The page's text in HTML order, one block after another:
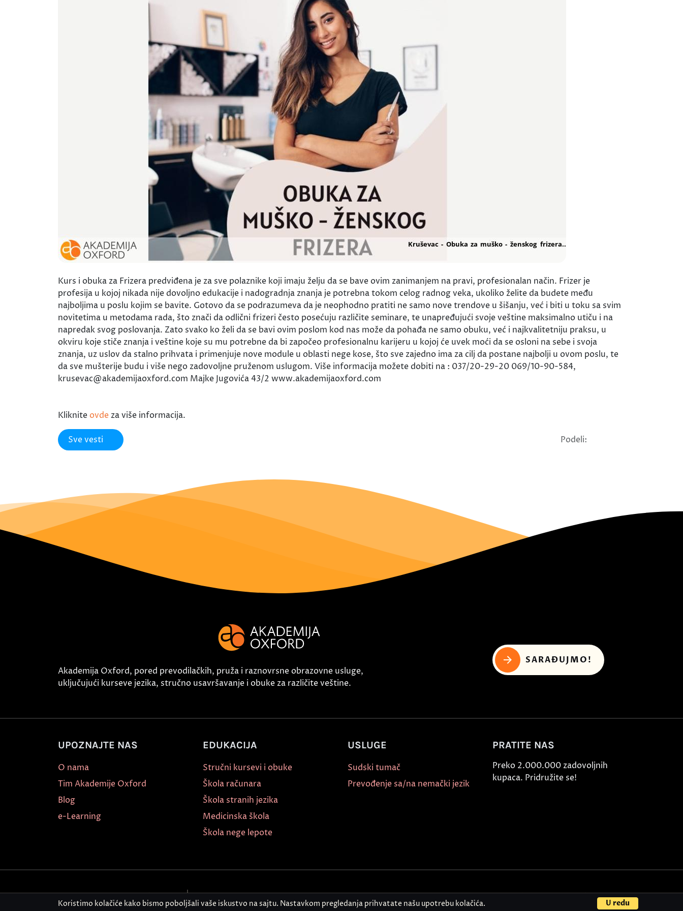
Kurs i obuka za Frizera predviđena je za sve polaznike koji imaju želju da se bave ovim zanimanjem na pravi, profesionalan način. Frizer je
profesija u kojoj nikada nije dovoljno edukacije i nadogradnja znanja je potrebna tokom celog radnog veka, ukoliko želite da budete među
najboljima u poslu kojim se bavite. Gotovo da se podrazumeva da je neophodno pratiti ne samo nove trendove u šišanju, već i biti u toku sa svim
novitetima u metodama rada, što znači da odlični frizeri često posećuju različite seminare, te unapređujući svoje veštine maksimalno utiču i na
napredak svog poslovanja. Zato svako ko želi da se bavi ovim poslom kod nas može da pohađa ne samo obuku, već i najkvalitetniju praksu, u
okviru koje stiče znanja i veštine koje su mu potrebne da bi započeo profesionalnu karijeru u kojoj će uvek moći da se osloni na sebe i svoja
znanja, uz uslov da stalno prihvata i primenjuje nove module u oblasti nege kose, što sve zajedno ima za cilj da postane najbolji u ovom poslu, te
da sve mušterije budu i više nego zadovoljne pruženom uslugom. Više informacija možete dobiti na : 037/20-29-20 069/10-90-584,
krusevac@akademijaoxford.com Majke Jugovića 43/2 www.akademijaoxford.com
Kliknite ovde za više informacija.
Sve vesti Podeli:
Akademija Oxford, pored prevodilačkih, pruža i raznovrsne obrazovne usluge,
uključujući kurseve jezika, stručno usavršavanje i obuke za različite veštine.
SARAĐUJMO!
UPOZNAJTE NAS
O nama
Tim Akademije Oxford
Blog
e-Learning
EDUKACIJA
Stručni kursevi i obuke
Škola računara
Škola stranih jezika
Medicinska škola
Škola nege lepote
USLUGE
Sudski tumač
Prevođenje sa/na nemački jezik
PRATITE NAS
Preko 2.000.000 zadovoljnih
kupaca. Pridružite se!
Politika bezbednosti informacija Kontakt © Akademija Oxford 2026.
Koristimo kolačiće kako bismo poboljšali vaše iskustvo na sajtu. Nastavkom pregledanja prihvatate našu upotrebu kolačića. U redu